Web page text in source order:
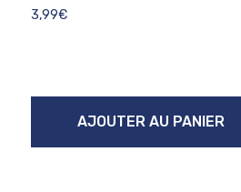
3,99€
AJOUTER AU PANIER